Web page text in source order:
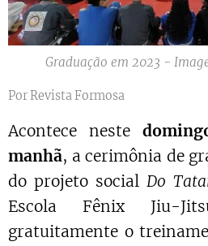
Graduação em 2023 -
Por Revista Formosa
Acontece neste
manhã, a cerimônia de
do projeto social Do
Escola Fênix Jiu-
gratuitamente o